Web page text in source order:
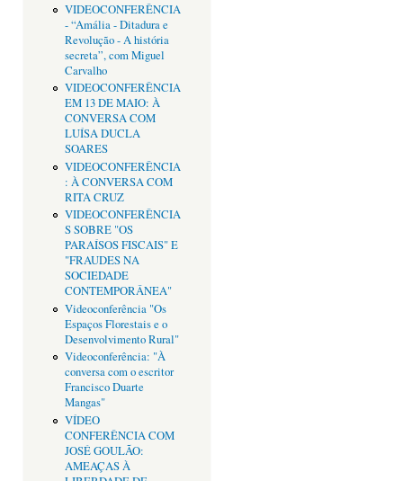
VIDEOCONFERÊNCIA
- “Amália - Ditadura e
Revolução - A história
secreta”, com Miguel
Carvalho
VIDEOCONFERÊNCIA
EM 13 DE MAIO: À
CONVERSA COM
LUÍSA DUCLA
SOARES
VIDEOCONFERÊNCIA
: À CONVERSA COM
RITA CRUZ
VIDEOCONFERÊNCIA
S SOBRE "OS
PARAÍSOS FISCAIS" E
"FRAUDES NA
SOCIEDADE
CONTEMPORÂNEA"
Videoconferência "Os
Espaços Florestais e o
Desenvolvimento Rural"
Videoconferência: "À
conversa com o escritor
Francisco Duarte
Mangas"
VÍDEO
CONFERÊNCIA COM
JOSÉ GOULÃO:
AMEAÇAS À